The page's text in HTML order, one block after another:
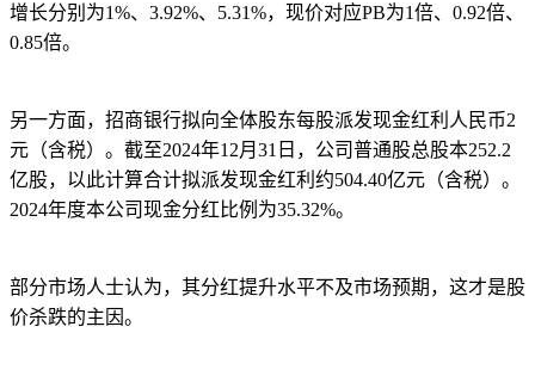
增长分别为1%、3.92%、5.31%，现价对应PB为1倍、0.92倍、
0.85倍。
另一方面，招商银行拟向全体股东每股派发现金红利人民币2
元（含税）。截至2024年12月31日，公司普通股总股本252.2
亿股，以此计算合计拟派发现金红利约504.40亿元（含税）。
2024年度本公司现金分红比例为35.32%。
部分市场人士认为，其分红提升水平不及市场预期，这才是股
价杀跌的主因。